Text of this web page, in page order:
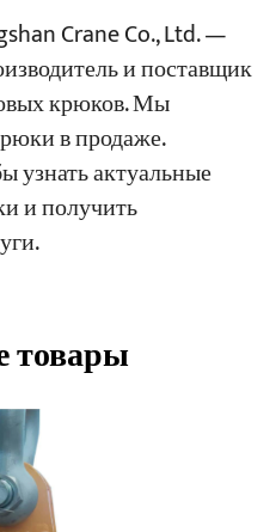
Crane Co., Ltd. —
и поставщик
крюков. Мы
в продаже.
узнать актуальные
и получить
товары